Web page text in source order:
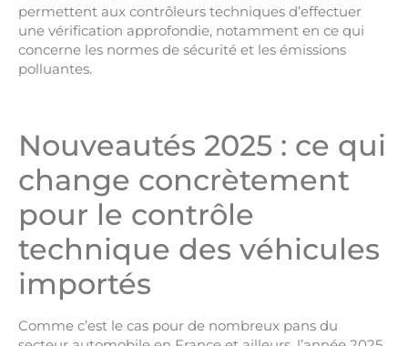
permettent aux contrôleurs techniques d’effectuer
une vérification approfondie, notamment en ce qui
concerne les normes de sécurité et les émissions
polluantes.
Nouveautés 2025 : ce qui
change concrètement
pour le contrôle
technique des véhicules
importés
Comme c’est le cas pour de nombreux pans du